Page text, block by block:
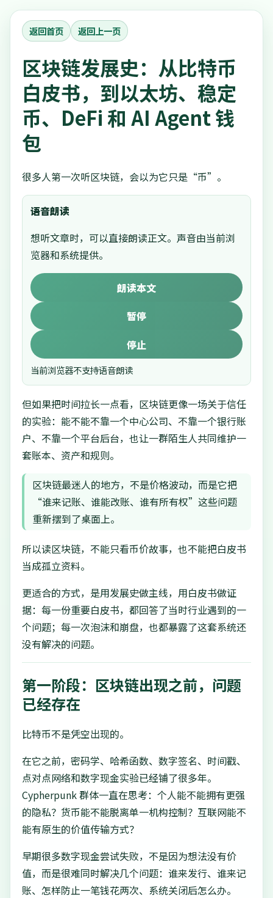
返回首页 返回上一页
区块链发展史：从比特币
白皮书，到以太坊、稳定
币、DeFi 和 AI Agent 钱
包
很多人第一次听区块链，会以为它只是“币”。
语音朗读
想听文章时，可以直接朗读正文。声音由当前浏
览器和系统提供。
朗读本文
暂停
停止
当前浏览器不支持语音朗读
但如果把时间拉长一点看，区块链更像一场关于信任
的实验：能不能不靠一个中心公司、不靠一个银行账
户、不靠一个平台后台，也让一群陌生人共同维护一
套账本、资产和规则。
区块链最迷人的地方，不是价格波动，而是它把
“谁来记账、谁能改账、谁有所有权”这些问题
重新摆到了桌面上。
所以读区块链，不能只看币价故事，也不能把白皮书
当成孤立资料。
更适合的方式，是用发展史做主线，用白皮书做证
据：每一份重要白皮书，都回答了当时行业遇到的一
个问题；每一次泡沫和崩盘，也都暴露了这套系统还
没有解决的问题。
第一阶段：区块链出现之前，问题
已经存在
比特币不是凭空出现的。
在它之前，密码学、哈希函数、数字签名、时间戳、
点对点网络和数字现金实验已经铺了很多年。
Cypherpunk 群体一直在思考：个人能不能拥有更强
的隐私？货币能不能脱离单一机构控制？互联网能不
能有原生的价值传输方式？
早期很多数字现金尝试失败，不是因为想法没有价
值，而是很难同时解决几个问题：谁来发行、谁来记
账、怎样防止一笔钱花两次、系统关闭后怎么办。